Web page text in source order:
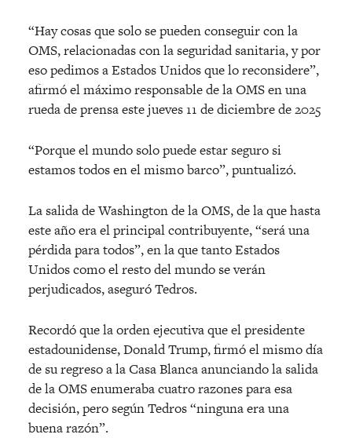
“Hay cosas que solo se pueden conseguir con la
OMS, relacionadas con la seguridad sanitaria, y por
eso pedimos a Estados Unidos que lo reconsidere”,
afirmó el máximo responsable de la OMS en una
rueda de prensa este jueves 11 de diciembre de 2025
“Porque el mundo solo puede estar seguro si
estamos todos en el mismo barco”, puntualizó.
La salida de Washington de la OMS, de la que hasta
este año era el principal contribuyente, “será una
pérdida para todos”, en la que tanto Estados
Unidos como el resto del mundo se verán
perjudicados, aseguró Tedros.
Recordó que la orden ejecutiva que el presidente
estadounidense, Donald Trump, firmó el mismo día
de su regreso a la Casa Blanca anunciando la salida
de la OMS enumeraba cuatro razones para esa
decisión, pero según Tedros “ninguna era una
buena razón”.